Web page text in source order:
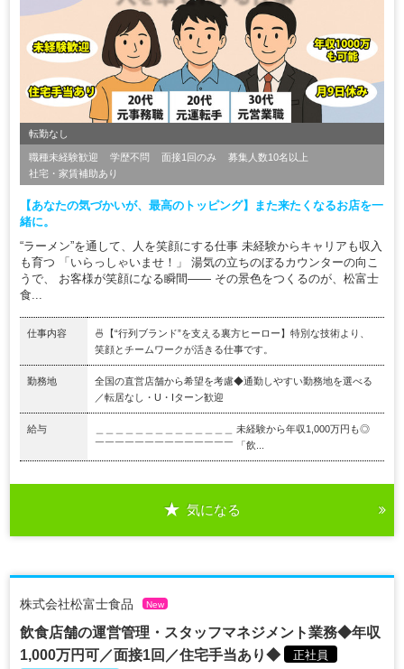
転勤なし
職種未経験歓迎 学歴不問 面接1回のみ
募集人数10名以上
社宅・家賃補助あり
【あなたの気づかいが、最高のトッピング】また来たくなるお店を一
緒に。
“ラーメン”を通して、人を笑顔にする仕事 未経験からキャリアも収入
も育つ 「いらっしゃいませ！」 湯気の立ちのぼるカウンターの向こ
うで、 お客様が笑顔になる瞬間―― その景色をつくるのが、松富士
食...
仕事内容
🍜【“行列ブランド”を支える裏方ヒーロー】特別な技術より、
笑顔とチームワークが活きる仕事です。
勤務地
全国の直営店舗から希望を考慮◆通勤しやすい勤務地を選べる
／転居なし・U・Iターン歓迎
給与
＿＿＿＿＿＿＿＿＿＿＿＿＿＿ 未経験から年収1,000万円も◎
￣￣￣￣￣￣￣￣￣￣￣￣￣￣ 「飲...
気になる
株式会社松富士食品 New
飲食店舗の運営管理・スタッフマネジメント業務◆年収
1,000万円可／面接1回／住宅手当あり◆
正社員